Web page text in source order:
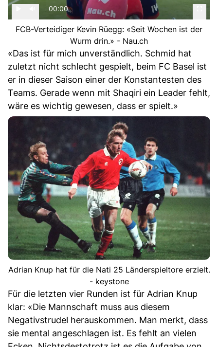
00:00
FCB-Verteidiger Kevin Rüegg: «Seit Wochen ist der
Wurm drin.» - Nau.ch
«Das ist für mich unverständlich. Schmid hat
zuletzt nicht schlecht gespielt, beim FC Basel ist
er in dieser Saison einer der Konstantesten des
Teams. Gerade wenn mit Shaqiri ein Leader fehlt,
wäre es wichtig gewesen, dass er spielt.»
Adrian Knup hat für die Nati 25 Länderspieltore erzielt.
- keystone
Für die letzten vier Runden ist für Adrian Knup
klar: «Die Mannschaft muss aus diesem
Negativstrudel herauskommen. Man merkt, dass
sie mental angeschlagen ist. Es fehlt an vielen